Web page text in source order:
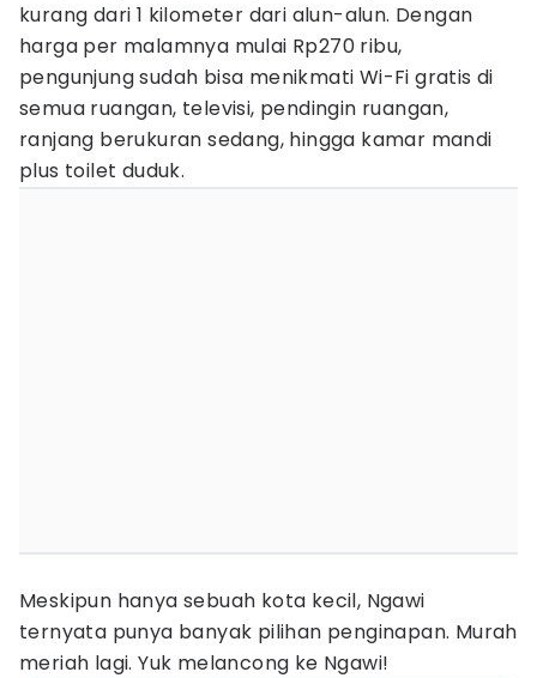
kurang dari 1 kilometer dari alun-alun. Dengan
harga per malamnya mulai Rp270 ribu,
pengunjung sudah bisa menikmati Wi-Fi gratis di
semua ruangan, televisi, pendingin ruangan,
ranjang berukuran sedang, hingga kamar mandi
plus toilet duduk.
Meskipun hanya sebuah kota kecil, Ngawi
ternyata punya banyak pilihan penginapan. Murah
meriah lagi. Yuk melancong ke Ngawi!